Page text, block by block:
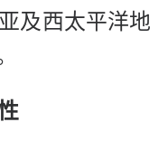
及西太平洋地